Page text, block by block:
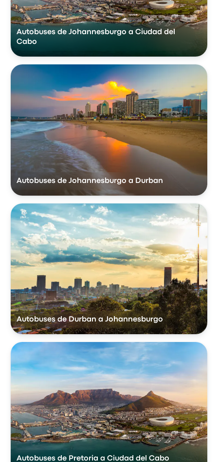
Autobuses de Johannesburgo a Ciudad del
Cabo
Autobuses de Johannesburgo a Durban
Autobuses de Durban a Johannesburgo
Autobuses de Pretoria a Ciudad del Cabo